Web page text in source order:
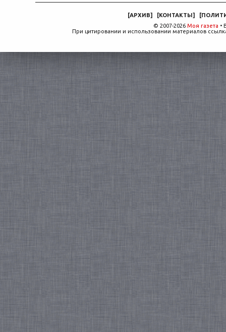
[АРХИВ] [КОНТАКТЫ] [
© 2007-2026 Моя газета •
При цитировании и использовании материалов